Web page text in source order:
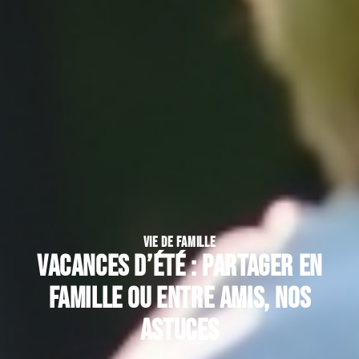
VIE DE FAMILLE
Vacances d’été : partager en
famille ou entre amis, nos
astuces